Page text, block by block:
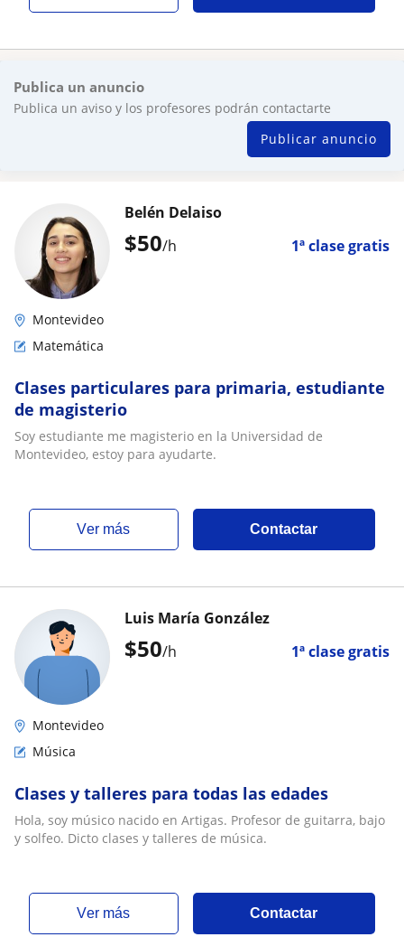
Publica un anuncio
Publica un aviso y los profesores podrán contactarte
Publicar anuncio
$50/h 1ª clase gratis
Belén Delaiso
Montevideo
Matemática
Clases particulares para primaria, estudiante
de magisterio
Soy estudiante me magisterio en la Universidad de
Montevideo, estoy para ayudarte.
ver más Contactar
$50/h 1ª clase gratis
Luis María González
Montevideo
Música
Clases y talleres para todas las edades
Hola, soy músico nacido en Artigas. Profesor de guitarra, bajo
y solfeo. Dicto clases y talleres de música.
ver más Contactar